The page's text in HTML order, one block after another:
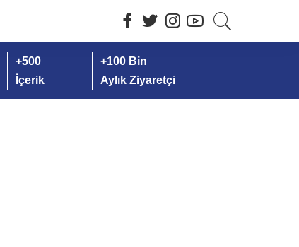
+500
İçerik
+100 Bin
Aylık Ziyaretçi